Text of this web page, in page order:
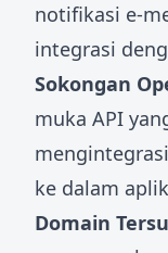
notifikasi e-
integrasi
Sokongan
muka API
ke dalam
Domain